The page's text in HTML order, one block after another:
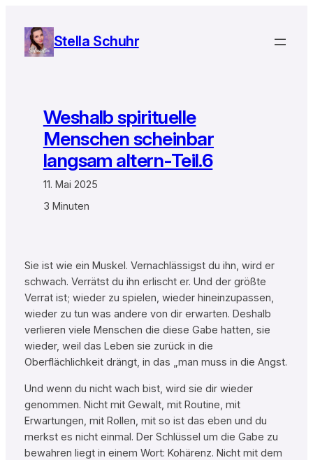
Inhalt
springen
Stella Schuhr
Weshalb spirituelle
Menschen scheinbar
langsam altern-Teil.6
11. Mai 2025
3 Minuten
Sie ist wie ein Muskel. Vernachlässigst du ihn, wird er
schwach. Verrätst du ihn erlischt er. Und der größte
Verrat ist; wieder zu spielen, wieder hineinzupassen,
wieder zu tun was andere von dir erwarten. Deshalb
verlieren viele Menschen die diese Gabe hatten, sie
wieder, weil das Leben sie zurück in die
Oberflächlichkeit drängt, in das „man muss in die Angst.
Und wenn du nicht wach bist, wird sie dir wieder
genommen. Nicht mit Gewalt, mit Routine, mit
Erwartungen, mit Rollen, mit so ist das eben und du
merkst es nicht einmal. Der Schlüssel um die Gabe zu
bewahren liegt in einem Wort: Kohärenz. Nicht mit dem